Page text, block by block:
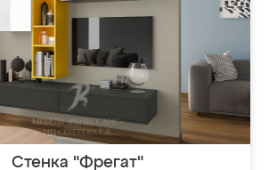
Стенка "Фрегат"